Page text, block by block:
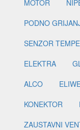
MOTOR
PODNO
SENZOR
ELEKTRA
ALCO
KONEKTOR
ZAUSTAVNI